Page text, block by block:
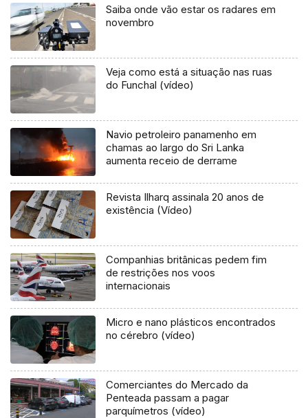
Saiba onde vão estar os radares em
novembro
Veja como está a situação nas ruas
do Funchal (vídeo)
Navio petroleiro panamenho em
chamas ao largo do Sri Lanka
aumenta receio de derrame
Revista Ilharq assinala 20 anos de
existência (Vídeo)
Companhias britânicas pedem fim
de restrições nos voos
internacionais
Micro e nano plásticos encontrados
no cérebro (vídeo)
Comerciantes do Mercado da
Penteada passam a pagar
parquímetros (vídeo)